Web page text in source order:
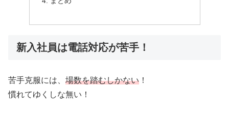
新入社員は電話対応が苦手！
苦手克服には、 場数を踏むしかない ！
慣れてゆくしな無い！